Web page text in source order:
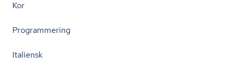
Kor
Programmering
Italiensk